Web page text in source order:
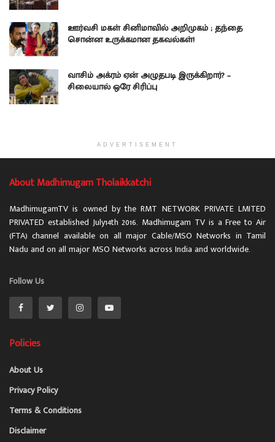
ஊர்வசி மகள் சினிமாவில் அறிமுகம் ; தந்தை
சொன்ன உருக்கமான தகவல்கள்!
வாசிம் அக்ரம் ஏன் அழுதபடி இருக்கிறார்? –
சிலையால் ஒரே சிரிப்பு
ADVERTISEMENT
About Madhimugam Tholaikkatchi
MadhimugamTV is owned by the RMT NETWORK PRIVATE LMITED
PRIVATED established July14th 2016. Madhimugam TV is a Free to Air
(FTA) channel available on all major Cable/MSO Networks in Tamil
Nadu and on all major MSO Networks across India and worldwide.
Follow Us
Policies
About Us
Privacy Policy
Terms & Conditions
Disclaimer